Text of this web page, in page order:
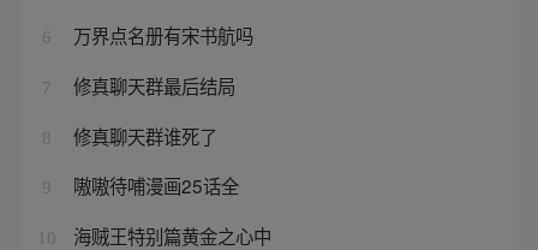
6 万界点名册有宋书航吗
7 修真聊天群最后结局
8 修真聊天群谁死了
9 嗷嗷待哺漫画25话全
10 海贼王特别篇黄金之心中